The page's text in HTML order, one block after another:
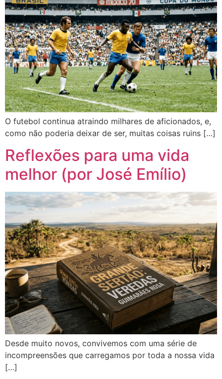
O futebol continua atraindo milhares de aficionados, e,
como não poderia deixar de ser, muitas coisas ruins […]
Reflexões para uma vida
melhor (por José Emílio)
Desde muito novos, convivemos com uma série de
incompreensões que carregamos por toda a nossa vida
[…]